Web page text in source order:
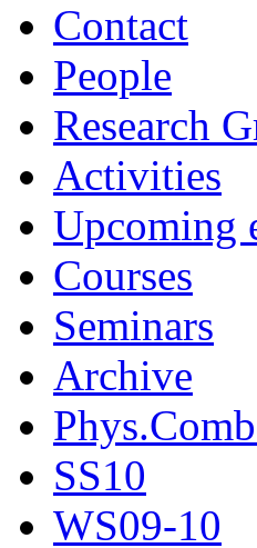
Contact
People
Research
Activities
Upcoming
Courses
Seminars
Archive
SS10
WS09-10